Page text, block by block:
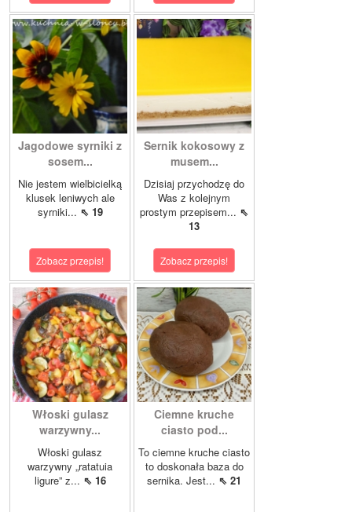
Jagodowe syrniki z
sosem...
Nie jestem wielbicielką
klusek leniwych ale
syrniki... ⇖ 19
Zobacz przepis!
Sernik kokosowy z
musem...
Dzisiaj przychodzę do
Was z kolejnym
prostym przepisem... ⇖
13
Zobacz przepis!
Włoski gulasz
warzywny...
Włoski gulasz
warzywny „ratatuia
ligure” z... ⇖ 16
Ciemne kruche
ciasto pod...
To ciemne kruche ciasto
to doskonała baza do
sernika. Jest... ⇖ 21